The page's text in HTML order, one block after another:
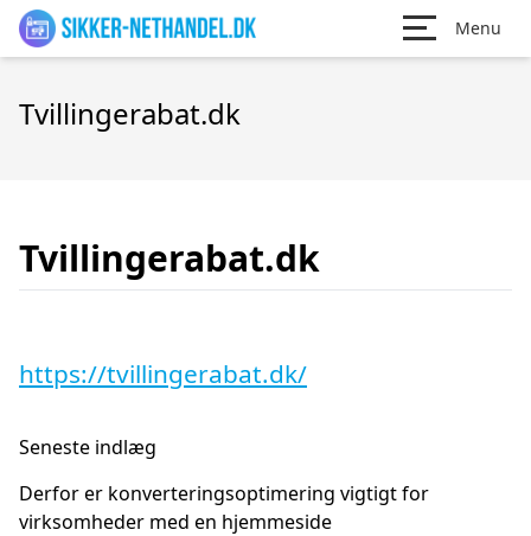
Menu
Tvillingerabat.dk
Tvillingerabat.dk
https://tvillingerabat.dk/
Seneste indlæg
Derfor er konverteringsoptimering vigtigt for
virksomheder med en hjemmeside